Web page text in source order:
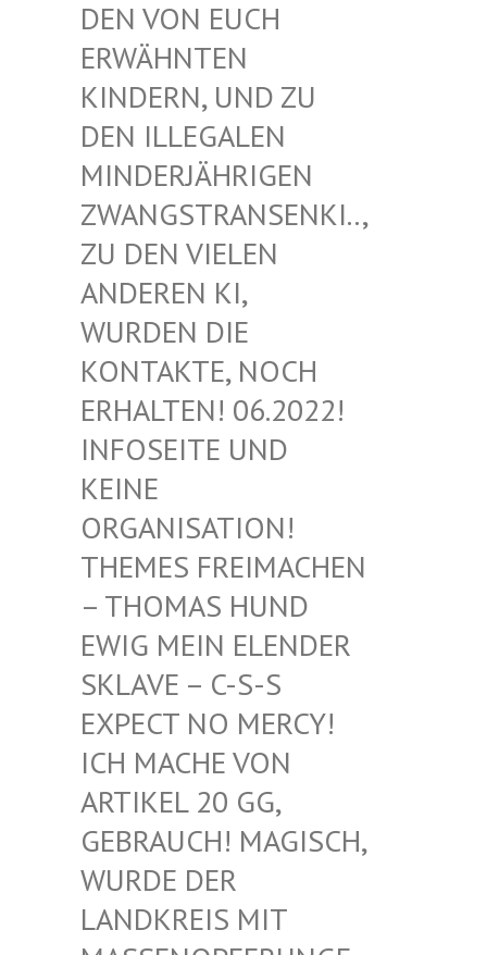
EN VON EUCH E
RWÄHNTEN K
INDERN, UND ZU D
EN ILLEGALEN M
INDERJÄHRIGEN Z
WANGSTRANSENKI.., Z
U DEN VIELEN A
NDEREN KI, W
URDEN DIE K
ONTAKTE, NOCH E
RHALTEN! 06.2022! I
NFOSEITE UND K
EINE O
RGANISATION! T
HEMES FREIMACHEN –
THOMAS HUND E
WIG MEIN ELENDER S
KLAVE – C-S-S E
XPECT NO MERCY! I
CH MACHE VON A
RTIKEL 20 GG, G
EBRAUCH! MAGISCH, W
URDE DER L
ANDKREIS MIT M